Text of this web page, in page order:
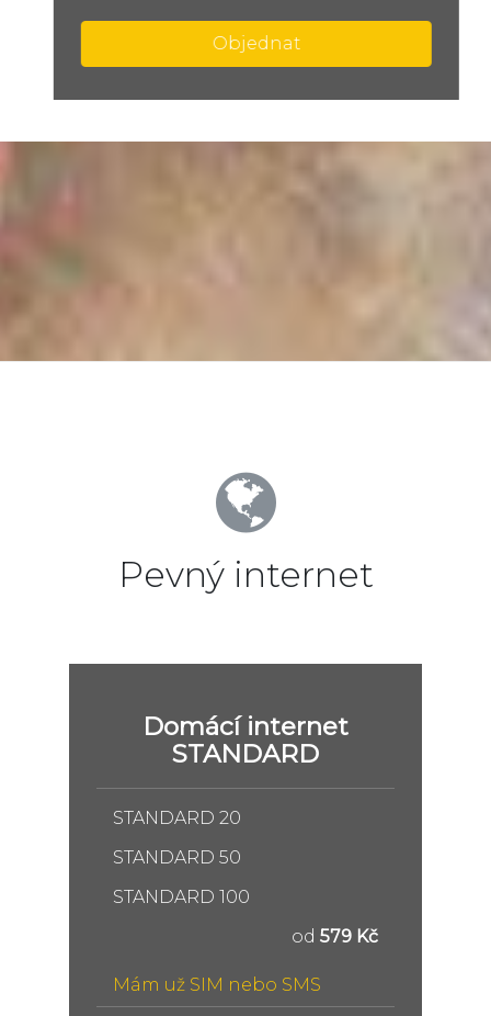
Objednat
Pevný internet
Domácí internet
STANDARD
STANDARD 20
STANDARD 50
STANDARD 100
od 579 Kč
Mám už SIM nebo SMS